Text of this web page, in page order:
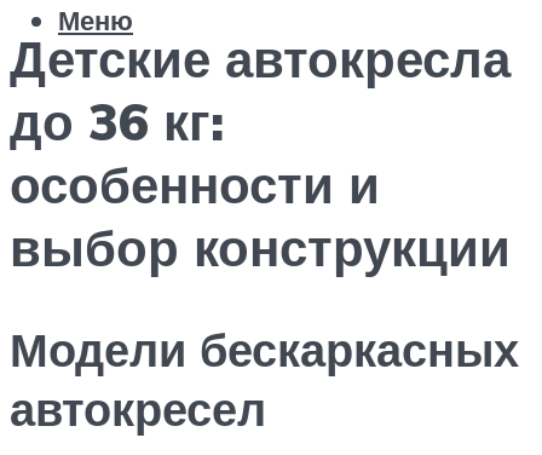
Меню
Детские автокресла
до 36 кг:
особенности и
выбор конструкции
Модели бескаркасных
автокресел